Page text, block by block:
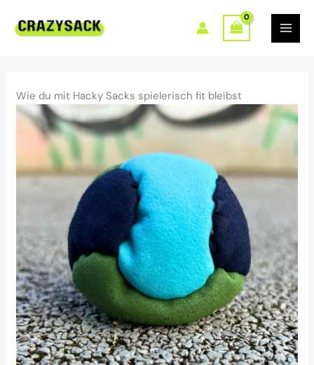
Inhalt
Wie du mit Hacky Sacks spielerisch fit bleibst